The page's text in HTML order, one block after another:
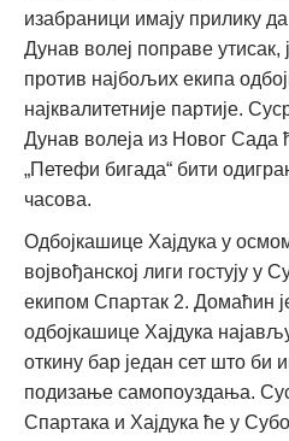
изабраници имају прилику
Дунав волеј поправе утисак,
против најбољих екипа
најквалитетније партије.
Дунав волеја из Новог
„Петефи бигада“ бити
часова.
Одбојкашице Хајдука у
војвођанској лиги гостују у
екипом Спартак 2. Домаћин
одбојкашице Хајдука
откину бар један сет што би
подизање самопоуздања.
Спартака и Хајдука ће у